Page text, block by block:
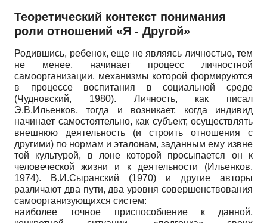
Теоретический контекст понимания
роли отношений «Я - Другой»
Родившись, ребенок, еще не являясь личностью, тем
не менее, начинает процесс личностной
самоорганизации, механизмы которой формируются
в процессе воспитания в социальной среде
(Чудновский, 1980). Личность, как писал
Э.В.Ильенков, тогда и возникает, когда индивид
начинает самостоятельно, как субъект, осуществлять
внешнюю деятельность (и строить отношения с
другими) по нормам и эталонам, заданным ему извне
той культурой, в лоне которой просыпается он к
человеческой жизни и к деятельности (Ильенков,
1974). В.И.Сыранский (1970) и другие авторы
различают два пути, два уровня совершенствования
самоорганизующихся систем:
наиболее точное приспособление к данной,